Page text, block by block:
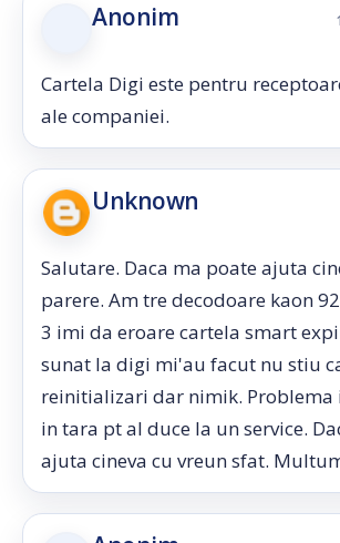
Anonim
Cartela Digi este pentru
ale companiei.
Unknown
Salutare. Daca ma poate ajuta
parere. Am tre decodoare kaon
3 imi da eroare cartela smart
sunat la digi mi'au facut nu stiu
reinitializari dar nimik. Problema
in tara pt al duce la un service.
ajuta cineva cu vreun sfat.